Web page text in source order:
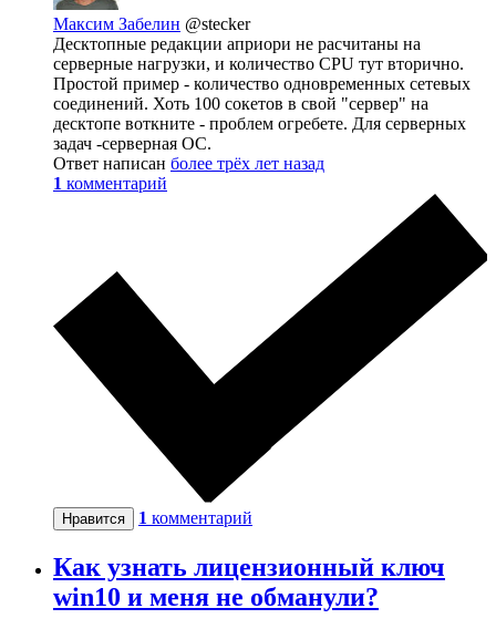
Максим Забелин @stecker
Десктопные редакции априори не расчитаны на
серверные нагрузки, и количество CPU тут вторично.
Простой пример - количество одновременных сетевых
соединений. Хоть 100 сокетов в свой "сервер" на
десктопе воткните - проблем огребете. Для серверных
задач -серверная ОС.
Ответ написан более трёх лет назад
1 комментарий
Нравится 1 комментарий
Как узнать лицензионный ключ
win10 и меня не обманули?